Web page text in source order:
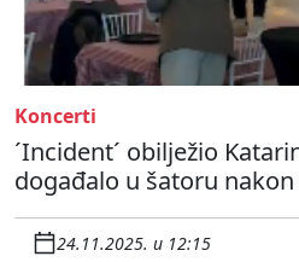
Koncerti
´Incident´ obilježio
događalo u šatoru nakon
24.11.2025. u 12:15